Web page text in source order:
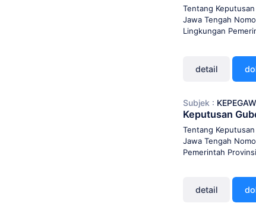
Tentang
Jawa Tengah
Lingkungan
detail
Subjek :
Keputusan
Tentang
Jawa Tengah
Pemerintah
detail